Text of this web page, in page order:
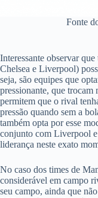
Fonte
Interessante observar
Chelsea e Liverpool)
seja, são equipes que
pressionante, que trocam
permitem que o rival
pressão quando sem a
também opta por esse
conjunto com Liverpool
liderança neste exato
No caso dos times de
considerável em campo
seu campo, ainda que